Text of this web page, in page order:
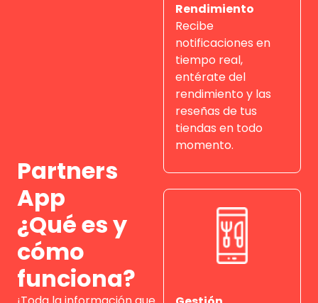
Partners
App
¿Qué es y
cómo
funciona?
Rendimiento
Recibe
notificaciones en
tiempo real,
entérate del
rendimiento y las
reseñas de tus
tiendas en todo
momento.